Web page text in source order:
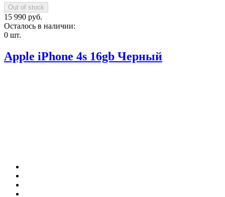
15 990 руб.
Осталось в наличии:
0 шт.
Apple iPhone 4s 16gb Черный